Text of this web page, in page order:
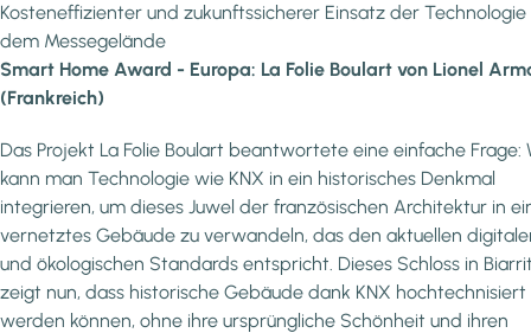
Kosteneffizienter und zukunftssicherer Einsatz der Technologie
dem Messegelände
Smart Home Award - Europa: La Folie Boulart von Lionel
(Frankreich)
Das Projekt La Folie Boulart beantwortete eine einfache Frage:
kann man Technologie wie KNX in ein historisches Denkmal
integrieren, um dieses Juwel der französischen Architektur in
vernetztes Gebäude zu verwandeln, das den aktuellen
und ökologischen Standards entspricht. Dieses Schloss in
zeigt nun, dass historische Gebäude dank KNX hochtechnisiert
werden können, ohne ihre ursprüngliche Schönheit und ihren